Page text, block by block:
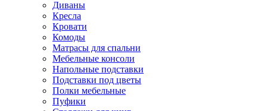
Диваны
Кресла
Кровати
Комоды
Матрасы для спальни
Мебельные консоли
Напольные подставки
Подставки под цветы
Полки мебельные
Пуфики